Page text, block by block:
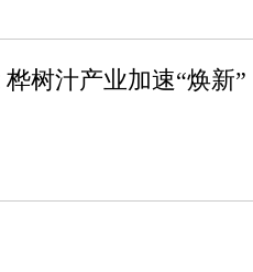
树汁产业加速“焕新”